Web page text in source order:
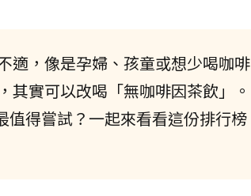
適，像是孕婦、孩童或想少喝咖啡
其實可以改喝「無咖啡因茶飲」。
得嘗試？一起來看看這份排行榜